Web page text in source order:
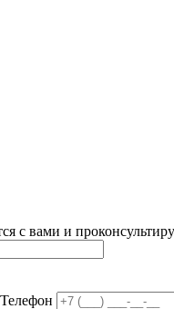
с вами и
Телефон